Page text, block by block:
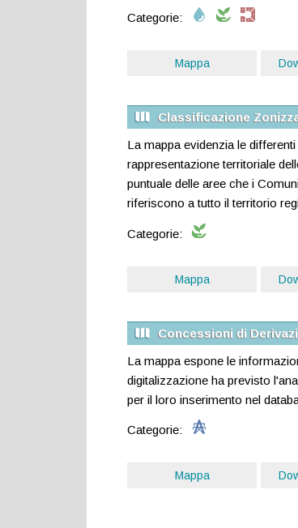
Categorie:
Mappa
Classificazione
La mappa evidenzia le
rappresentazione territoriale
puntuale delle aree che i
riferiscono a tutto il territorio
Categorie:
Mappa
Concessioni di
La mappa espone le
digitalizzazione ha previsto
per il loro inserimento nel
Categorie:
Mappa